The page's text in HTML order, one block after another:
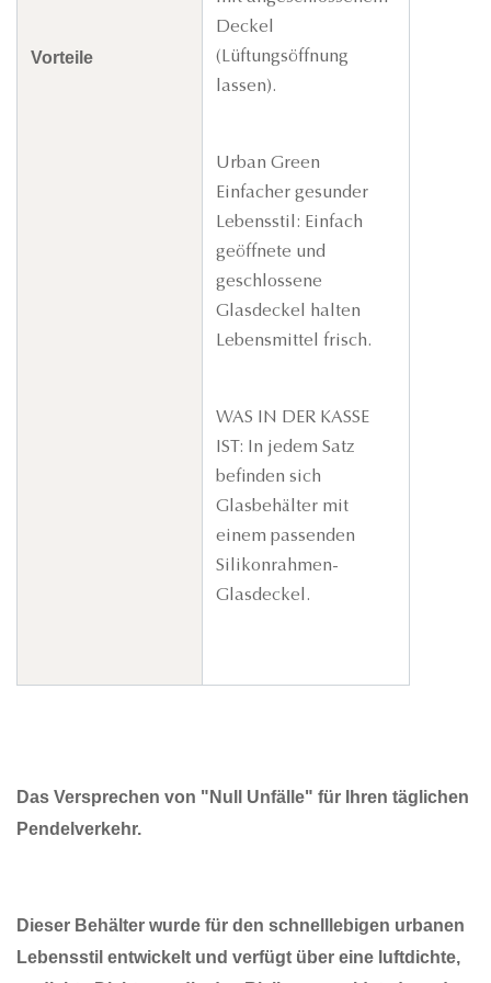
Vorteile
Deckel
(Lüftungsöffnung
lassen).
Urban Green
Einfacher gesunder
Lebensstil: Einfach
geöffnete und
geschlossene
Glasdeckel halten
Lebensmittel frisch.
WAS IN DER KASSE
IST: In jedem Satz
befinden sich
Glasbehälter mit
einem passenden
Silikonrahmen-
Glasdeckel.
Das Versprechen von "Null Unfälle" für Ihren täglichen
Pendelverkehr.
Dieser Behälter wurde für den schnelllebigen urbanen
Lebensstil entwickelt und verfügt über eine luftdichte,